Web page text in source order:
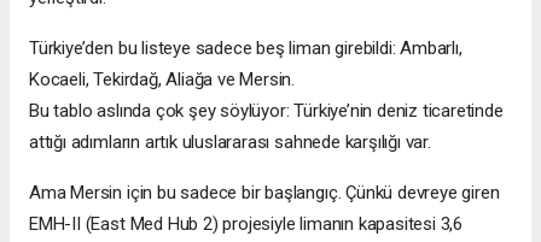
Türkiye’den bu listeye sadece beş liman girebildi: Ambarlı,
Kocaeli, Tekirdağ, Aliağa ve Mersin.
Bu tablo aslında çok şey söylüyor: Türkiye’nin deniz ticaretinde
attığı adımların artık uluslararası sahnede karşılığı var.
Ama Mersin için bu sadece bir başlangıç. Çünkü devreye giren
EMH-II (East Med Hub 2) projesiyle limanın kapasitesi 3,6